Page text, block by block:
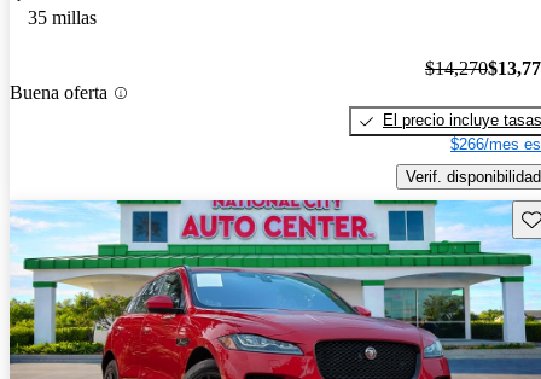
35 millas
Buena oferta
$14,270
El precio incluye tasas
$266/mes
Verif. disponibilidad